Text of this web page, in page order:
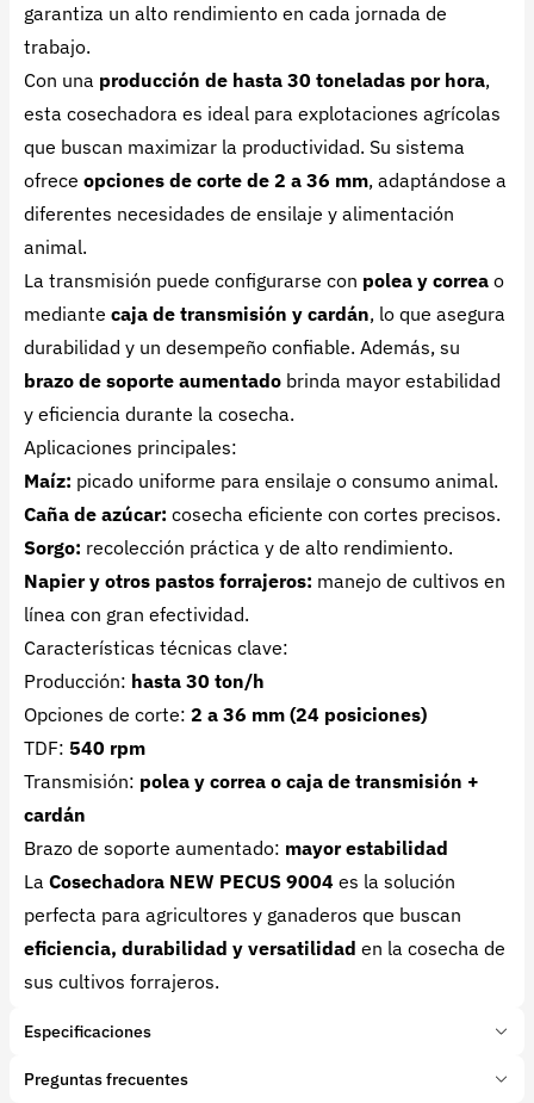
garantiza un alto rendimiento en cada jornada de
trabajo.
Con una producción de hasta 30 toneladas por hora,
esta cosechadora es ideal para explotaciones agrícolas
que buscan maximizar la productividad. Su sistema
ofrece opciones de corte de 2 a 36 mm, adaptándose a
diferentes necesidades de ensilaje y alimentación
animal.
La transmisión puede configurarse con polea y correa o
mediante caja de transmisión y cardán, lo que asegura
durabilidad y un desempeño confiable. Además, su
brazo de soporte aumentado brinda mayor estabilidad
y eficiencia durante la cosecha.
Aplicaciones principales:
Maíz: picado uniforme para ensilaje o consumo animal.
Caña de azúcar: cosecha eficiente con cortes precisos.
Sorgo: recolección práctica y de alto rendimiento.
Napier y otros pastos forrajeros: manejo de cultivos en
línea con gran efectividad.
Características técnicas clave:
Producción: hasta 30 ton/h
Opciones de corte: 2 a 36 mm (24 posiciones)
TDF: 540 rpm
Transmisión: polea y correa o caja de transmisión +
cardán
Brazo de soporte aumentado: mayor estabilidad
La Cosechadora NEW PECUS 9004 es la solución
perfecta para agricultores y ganaderos que buscan
eficiencia, durabilidad y versatilidad en la cosecha de
sus cultivos forrajeros.
Especificaciones
Marca: NOGUEIRA
Preguntas frecuentes